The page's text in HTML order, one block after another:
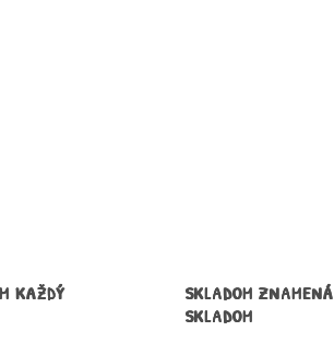
KAŽDÝ
SKLADOM ZNAMENÁ
SKLADOM